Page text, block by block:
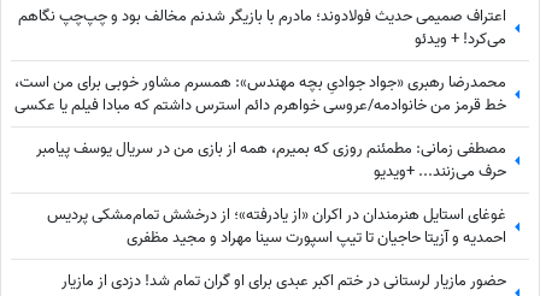
اعتراف صمیمی حدیث فولادوند؛ مادرم با بازیگر شدنم مخالف بود و چپ‌چپ نگاهم
می‌کرد! + ویدئو
محمدرضا رهبری «جواد جوادیِ بچه مهندس»: همسرم مشاور خوبی برای من است،
خط قرمز من خانوادمه/عروسی خواهرم دائم استرس داشتم که مبادا فیلم یا عکسی
از من گرفته شود و بعدا برای من دردسر ایجاد کند!
مصطفی زمانی: مطمئنم روزی که بمیرم، همه از بازی من در سریال یوسف پیامبر
حرف می‌زنند... +ویدیو
غوغای استایل هنرمندان در اکران «از یادرفته»؛ از درخشش تمام‌مشکی پردیس
احمدیه و آزیتا حاجیان تا تیپ اسپورت سینا مهراد و مجید مظفری
حضور مازیار لرستانی در ختم اکبر عبدی برای او گران تمام شد! دزدی از مازیار